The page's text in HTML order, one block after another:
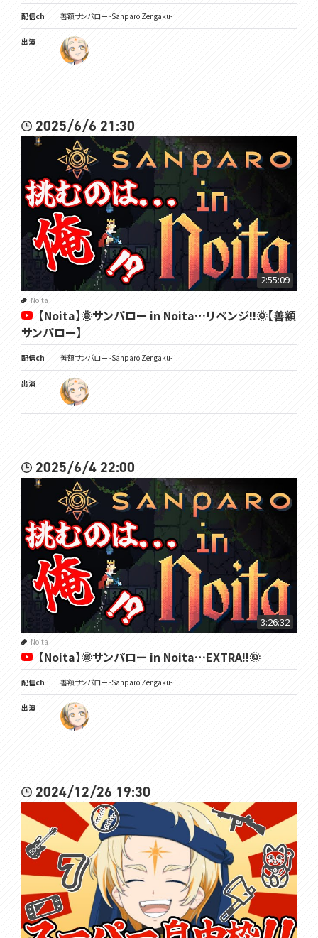
🌞笑顔になるTwitter☟
https://twitter.com/Sanparo_Z
🌞チャンネル登録と高評価を...押せェーーーｯ☟
https://www.youtube.com/@UCIEBSYfCdoSwkeWu9Odhkgg
🌞VOMS公式ﾁｬﾝﾈｫｩ☟
https://youtube.com/@VOMS_Project
━━━━━━━━━━━━━━━━━━━━━━━━━━━━━
━━━━━━
覚悟を決めろ🌞
#太曜ロードショー #voms_project #Noita
配信ch 善額サンパロー -Sanparo Zengaku-
出演
2025/6/6 21:30
2:55:09
Noita
【Noita】🌞サンパロー in Noita…リベンジ!!🌞【善額
サンパロー】
配信ch 善額サンパロー -Sanparo Zengaku-
出演
2025/6/4 22:00
3:26:32
Noita
【Noita】🌞サンパロー in Noita…EXTRA!!🌞
配信ch 善額サンパロー -Sanparo Zengaku-
出演
2024/12/26 19:30